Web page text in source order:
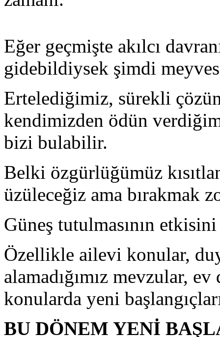
Eğer geçmişte akılcı
gidebildiysek şimdi
Ertelediğimiz, sürekli
kendimizden ödün
bizi bulabilir.
Belki özgürlüğümüz
üzüleceğiz ama bırakmak
Güneş tutulmasının
Özellikle ailevi konular,
alamadığımız mevzular,
konularda yeni
BU DÖNEM YENİ